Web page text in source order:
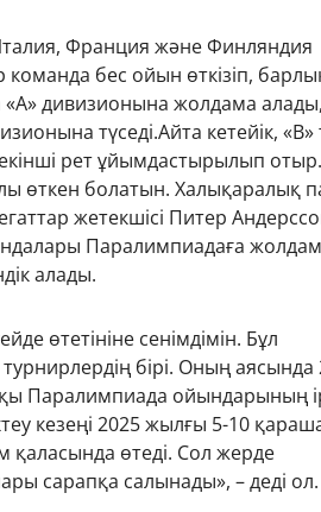
Франция және Финляндия
бес ойын өткізіп,
«А» дивизионына жолдама
түседі.Айта кетейік,
рет ұйымдастырылып отыр.
өткен болатын. Халықаралық
жетекшісі Питер
Паралимпиадаға
алады.
өтетініне сенімдімін. Бұл
бірі. Оның аясында
Паралимпиада ойындарының
кезеңі 2025 жылғы 5-10
өтеді. Сол жерде
сарапқа салынады», – деді ол.